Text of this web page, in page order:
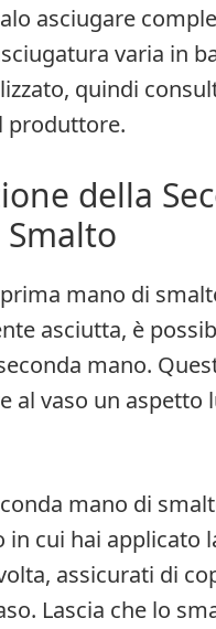
asciugare
varia in
quindi
produttore.
della
mano di
asciutta, è
mano.
al vaso un aspetto
mano di
in cui hai applicato
assicurati di
Lascia che lo